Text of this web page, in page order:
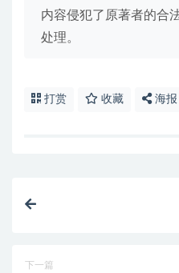
内容侵犯了原著者的合
处理。
打赏 收藏 海报
下一篇